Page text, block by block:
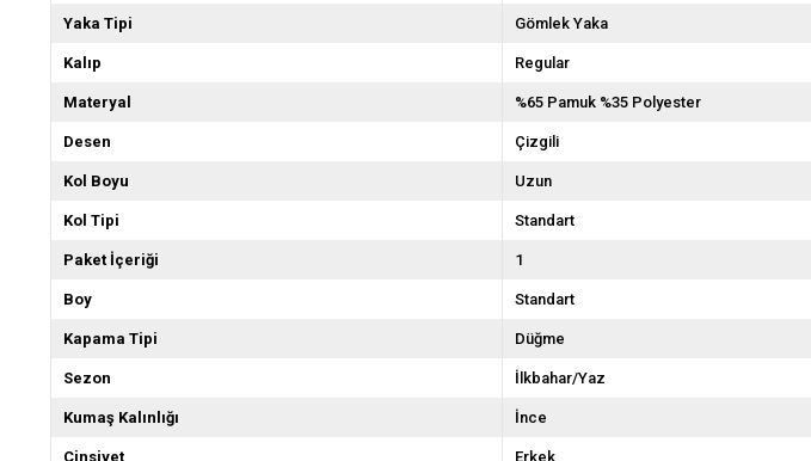
Yaka Tipi Gömlek Yaka
Kalıp Regular
Materyal %65 Pamuk %35 Polyester
Desen Çizgili
Kol Boyu Uzun
Kol Tipi Standart
Paket İçeriği 1
Boy Standart
Kapama Tipi Düğme
Sezon İlkbahar/Yaz
Kumaş Kalınlığı İnce
Cinsiyet Erkek